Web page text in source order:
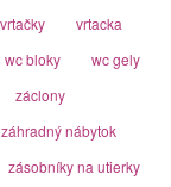
vrtačky
vrtacka
wc bloky
wc gely
záclony
záhradný nábytok
zásobníky na utierky